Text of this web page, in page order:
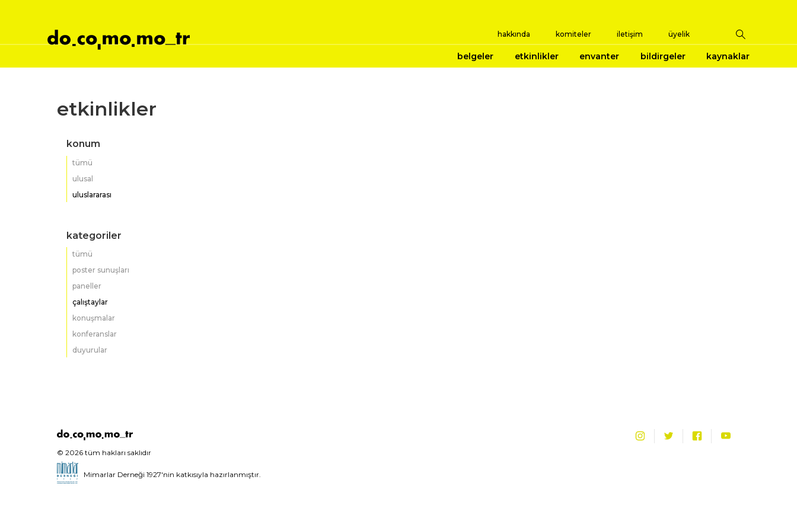
hakkında komiteler iletişim üyelik
belgeler etkinlikler envanter bildirgeler kaynaklar
etkinlikler
konum
tümü
ulusal
uluslararası
kategoriler
tümü
poster sunuşları
paneller
çalıştaylar
konuşmalar
konferanslar
duyurular
© 2026 tüm hakları saklıdır
Mimarlar Derneği 1927'nin katkısıyla hazırlanmıştır.